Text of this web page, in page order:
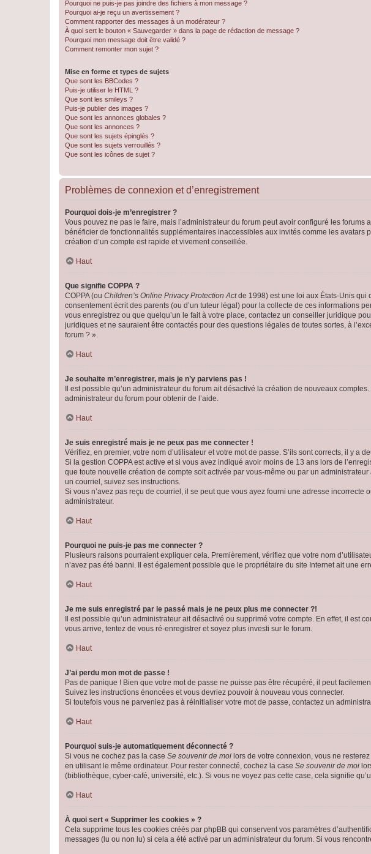
Pourquoi ne puis-je pas joindre des fichiers à mon message ?
Pourquoi ai-je reçu un avertissement ?
Comment rapporter des messages à un modérateur ?
À quoi sert le bouton « Sauvegarder » dans la page de rédaction de message ?
Pourquoi mon message doit être validé ?
Comment remonter mon sujet ?
Mise en forme et types de sujets
Que sont les BBCodes ?
Puis-je utiliser le HTML ?
Que sont les smileys ?
Puis-je publier des images ?
Que sont les annonces globales ?
Que sont les annonces ?
Que sont les sujets épinglés ?
Que sont les sujets verrouillés ?
Que sont les icônes de sujet ?
Problèmes de connexion et d’enregistrement
Pourquoi dois-je m’enregistrer ?
Vous pouvez ne pas le faire, mais l’administrateur du forum peut avoir configuré les
bénéficier de fonctionnalités supplémentaires inaccessibles aux invités comme les
création d’un compte est rapide et vivement conseillée.
Haut
Que signifie COPPA ?
COPPA (ou Children’s Online Privacy Protection Actde 1998) est une loi aux États-Unis qui
consentement écrit des parents (ou d’un tuteur légal) pour la collecte de ces informations
vous enregistrez ou que quelqu’un le fait à votre place, contactez un conseiller juridique
juridiques et ne sauraient être contactés pour des questions légales de toutes sortes, à
forum ? ».
Haut
Je souhaite m’enregistrer, mais je n’y parviens pas !
Il est possible qu’un administrateur du forum ait désactivé la création de nouveaux
administrateur du forum pour obtenir de l’aide.
Haut
Je suis enregistré mais je ne peux pas me connecter !
Vérifiez, en premier, votre nom d’utilisateur et votre mot de passe. S’ils sont corrects, il y a
Si la gestion COPPA est active et si vous avez indiqué avoir moins de 13 ans lors de
que toute nouvelle création de compte soit activée par vous-même ou par un
un courriel, suivez ses instructions.
Si vous n’avez pas reçu de courriel, il se peut que vous ayez fourni une adresse
administrateur.
Haut
Pourquoi ne puis-je pas me connecter ?
Plusieurs raisons pourraient expliquer cela. Premièrement, vérifiez que votre nom
n’avez pas été banni. Il est également possible que le propriétaire du site Internet ait une
Haut
Je me suis enregistré par le passé mais je ne peux plus me connecter ?!
Il est possible qu’un administrateur ait désactivé ou supprimé votre compte. En effet, il
vous arrive, tentez de vous ré-enregistrer et soyez plus investi sur le forum.
Haut
J’ai perdu mon mot de passe !
Pas de panique ! Bien que votre mot de passe ne puisse pas être récupéré, il peut
Suivez les instructions énoncées et vous devriez pouvoir à nouveau vous connecter.
Si toutefois vous ne parveniez pas à réinitialiser votre mot de passe, contactez un
Haut
Pourquoi suis-je automatiquement déconnecté ?
Si vous ne cochez pas la case Se souvenir de moi lors de votre connexion, vous ne
en utilisant le même ordinateur. Pour rester connecté, cochez la case Se souvenir de moi
(bibliothèque, cyber-café, université, etc.). Si vous ne voyez pas cette case, cela signifie
Haut
À quoi sert « Supprimer les cookies » ?
Cela supprime tous les cookies créés par phpBB qui conservent vos paramètres
messages (lu ou non lu) si cela a été activé par un administrateur du forum. Si vous